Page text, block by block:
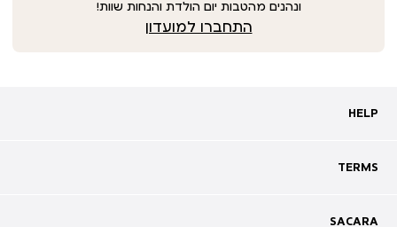
ונהנים מהטבות יום הולדת והנחות שוות!
התחברו למועדון
HELP
HELP
שאלות ותשובות
TERMS
TERMS
מדיניות פרטיות
SACARA
SACARA